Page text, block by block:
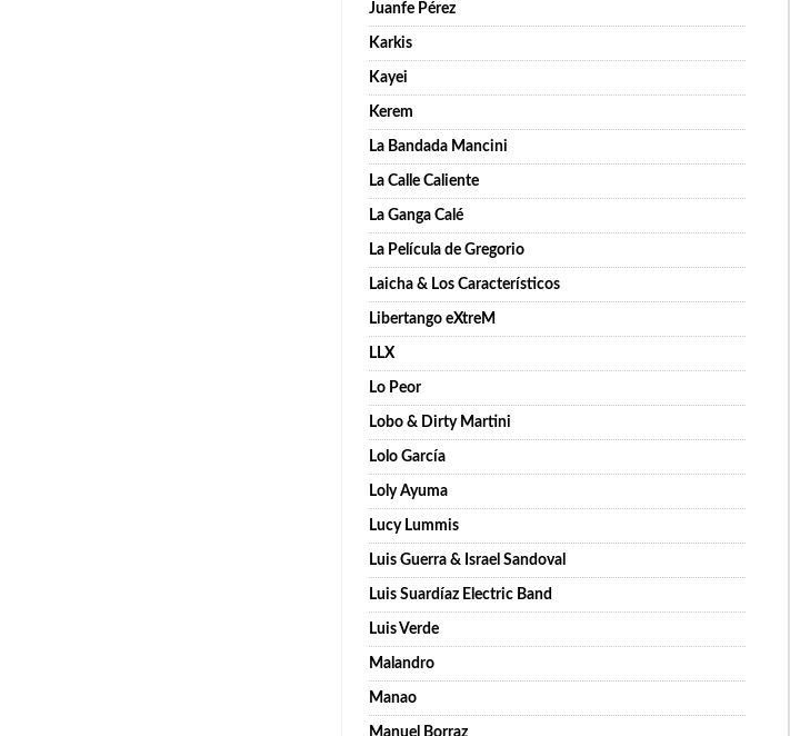
Juanfe Pérez
Karkis
Kayei
Kerem
La Bandada Mancini
La Calle Caliente
La Ganga Calé
La Película de Gregorio
Laicha & Los Característicos
Libertango eXtreM
LLX
Lo Peor
Lobo & Dirty Martini
Lolo García
Loly Ayuma
Lucy Lummis
Luis Guerra & Israel Sandoval
Luis Suardíaz Electric Band
Luis Verde
Malandro
Manao
Manuel Borraz